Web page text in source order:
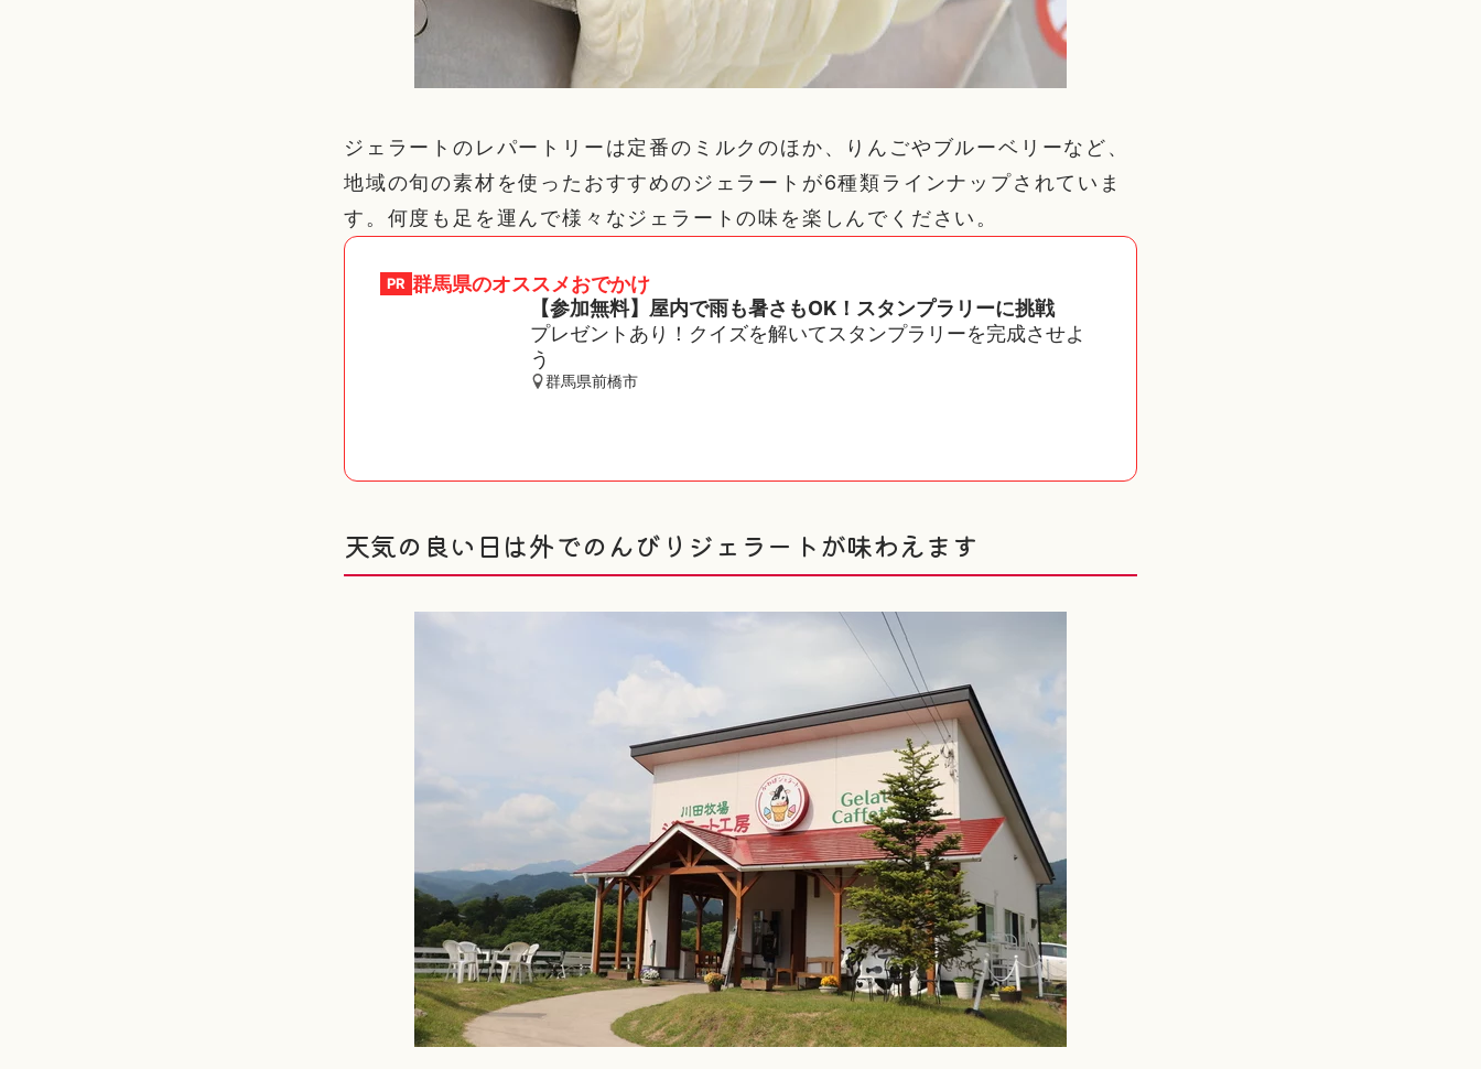
ジェラートのレパートリーは定番のミルクのほか、りんごやブルーベリーなど、
地域の旬の素材を使ったおすすめのジェラートが6種類ラインナップされていま
す。何度も足を運んで様々なジェラートの味を楽しんでください。
PR 群馬県のオススメおでかけ
【参加無料】屋内で雨も暑さもOK！スタンプラリーに挑戦
プレゼントあり！クイズを解いてスタンプラリーを完成させよ
う
群馬県前橋市
天気の良い日は外でのんびりジェラートが味わえます